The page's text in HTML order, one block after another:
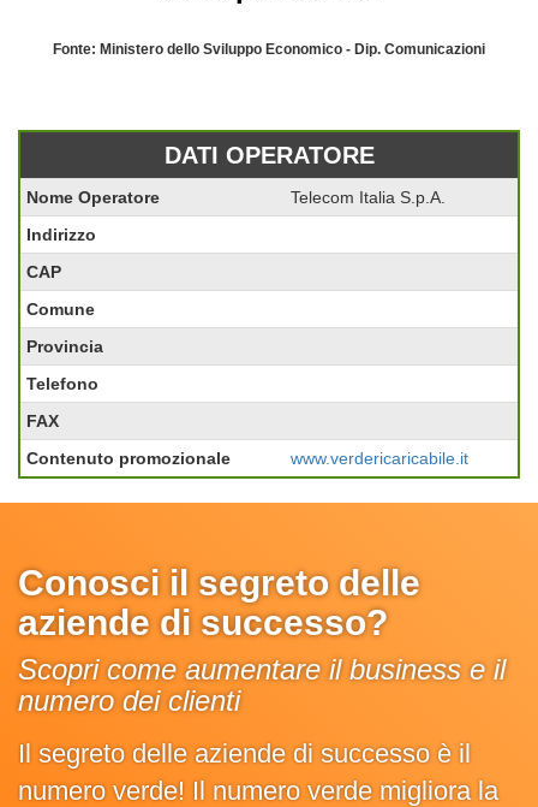
Fonte: Ministero dello Sviluppo Economico - Dip. Comunicazioni
DATI OPERATORE
Nome Operatore
Telecom Italia S.p.A.
Indirizzo
CAP
Comune
Provincia
Telefono
FAX
Contenuto promozionale
www.verdericaricabile.it
Conosci il segreto delle
aziende di successo?
Scopri come aumentare il business e il
numero dei clienti
Il segreto delle aziende di successo è il
numero verde! Il numero verde migliora la